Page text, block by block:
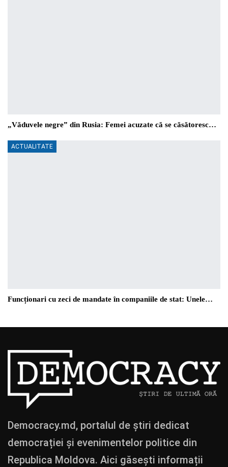
„Văduvele negre” din Rusia: Femei acuzate că se căsătoresc…
ACTUALITATE
Funcționari cu zeci de mandate în companiile de stat: Unele…
Democracy.md, portalul de știri dedicat
democrației și evenimentelor politice din
Republica Moldova. Aici găsești informații